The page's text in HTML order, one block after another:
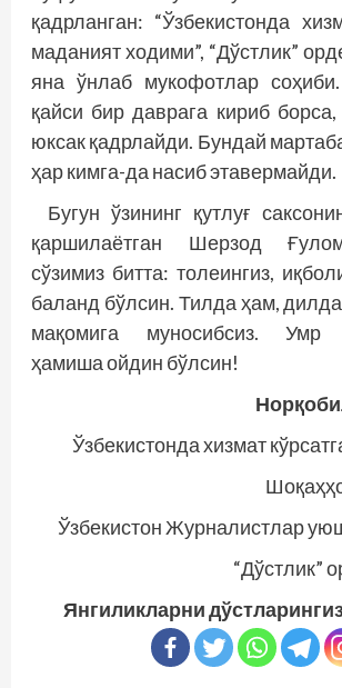
қадрланган: “Ўзбекис­тонда
маданият ходими”, “Дўстлик”
яна ўнлаб мукофотлар
қайси бир даврага кириб борса,
юксак қадрлайди. Бундай
ҳар кимга-да насиб этавермайди.
Бугун ўзининг қутлуғ
қаршилаётган Шерзод
сўзимиз битта: толеингиз,
баланд бўлсин. Тилда ҳам,
мақомига муносибсиз. Умр
ҳамиша ойдин бўлсин!
Ўзбекистонда хизмат
Ўзбекистон Журналистлар
“Дўстлик”
Янгиликларни